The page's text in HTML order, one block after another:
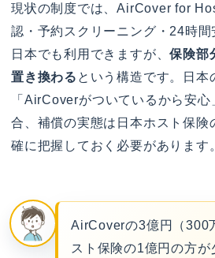
現状の制度では、AirCover for
認・予約スクリーニング・24時
日本でも利用できますが、保険部
置き換わる という構造です。日本
「AirCoverがついているから安
合、補償の実態は日本ホスト保険
確に把握しておく必要があります。
AirCoverの3億円（300
スト保険の1億円の方が